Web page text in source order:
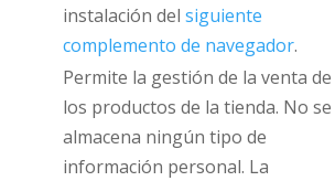
instalación del siguiente
complemento de navegador.
Permite la gestión de la venta de
los productos de la tienda. No se
almacena ningún tipo de
información personal. La